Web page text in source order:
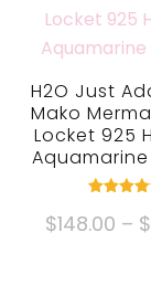
H2O Just
Mako
Locket 925
4.82
ulos 5
$148.00 – $